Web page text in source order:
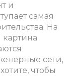
и
самая
. На
картина
сети,
чтобы